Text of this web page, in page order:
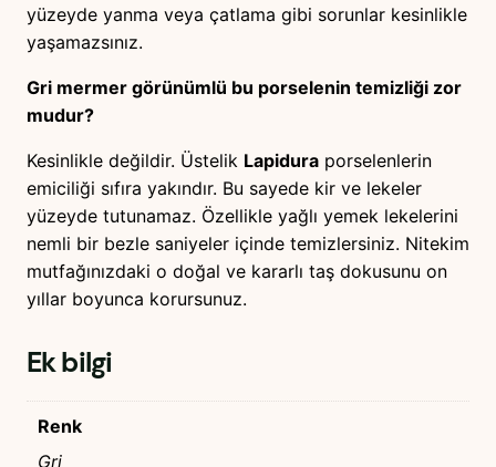
yüzeyde yanma veya çatlama gibi sorunlar kesinlikle
yaşamazsınız.
Gri mermer görünümlü bu porselenin temizliği zor
mudur?
Kesinlikle değildir. Üstelik Lapidura porselenlerin
emiciliği sıfıra yakındır. Bu sayede kir ve lekeler
yüzeyde tutunamaz. Özellikle yağlı yemek lekelerini
nemli bir bezle saniyeler içinde temizlersiniz. Nitekim
mutfağınızdaki o doğal ve kararlı taş dokusunu on
yıllar boyunca korursunuz.
Ek bilgi
Renk
Gri